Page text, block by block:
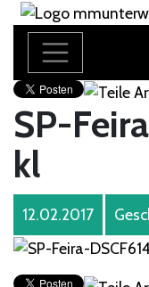
SP-
kl
12.02.2017